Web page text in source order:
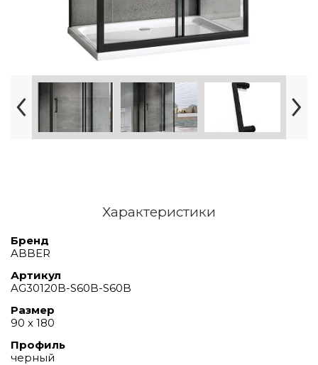
Характеристики
Бренд
ABBER
Артикул
AG30120B-S60B-S60B
Размер
90 х 180
Профиль
черный